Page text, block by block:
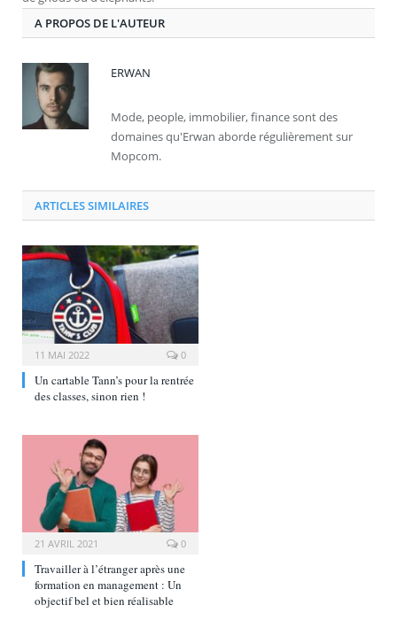
A PROPOS DE L'AUTEUR
ERWAN
Mode, people, immobilier, finance sont des
domaines qu'Erwan aborde régulièrement sur
Mopcom.
ARTICLES SIMILAIRES
11 MAI 2022 0
Un cartable Tann’s pour la rentrée
des classes, sinon rien !
21 AVRIL 2021 0
Travailler à l’étranger après une
formation en management : Un
objectif bel et bien réalisable